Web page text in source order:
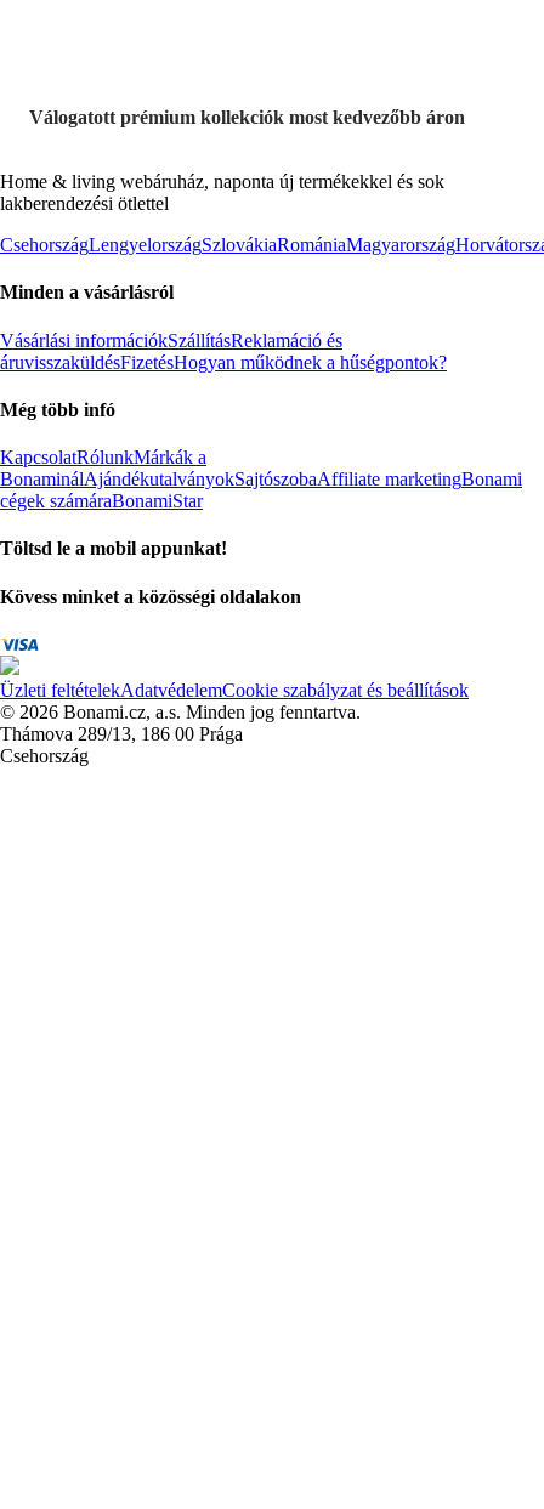
Válogatott prémium kollekciók most kedvezőbb áron
Home & living webáruház, naponta új termékekkel és sok
lakberendezési ötlettel
CsehországLengyelországSzlovákiaRomániaMagyarország
Minden a vásárlásról
Vásárlási információkSzállításReklamáció és
áruvisszaküldésFizetésHogyan működnek a hűségpontok?
Még több infó
KapcsolatRólunkMárkák a
BonaminálAjándékutalványokSajtószobaAffiliate marketingBonami
cégek számáraBonamiStar
Töltsd le a mobil appunkat!
Kövess minket a közösségi oldalakon
Üzleti feltételekAdatvédelemCookie szabályzat és beállítások
© 2026 Bonami.cz, a.s. Minden jog fenntartva.
Thámova 289/13, 186 00 Prága
Csehország